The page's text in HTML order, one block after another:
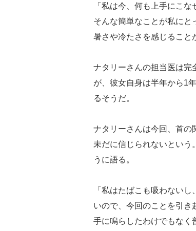
「私は今、何も上手にこ
そんな簡単なことが私にと
暑さや冷たさを感じること
ナタリーさんの担当医は完
が、彼女自身は半年から1
るそうだ。
ナタリーさんは今回、首の
未だに信じられないという
うに語る。
「私はたばこも吸わない
いので、今回のことを引き
手に鳴らしたわけでもなく